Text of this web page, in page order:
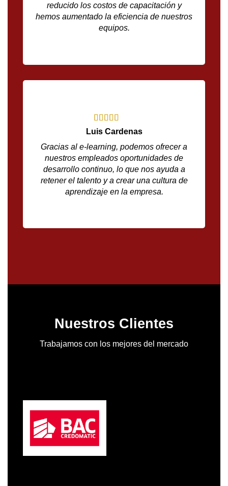
reducido los costos de capacitación y
hemos aumentado la eficiencia de nuestros
equipos.
Luis Cardenas
Gracias al e-learning, podemos ofrecer a
nuestros empleados oportunidades de
desarrollo continuo, lo que nos ayuda a
retener el talento y a crear una cultura de
aprendizaje en la empresa.
Nuestros Clientes
Trabajamos con los mejores del mercado